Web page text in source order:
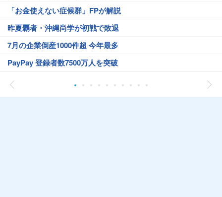
「お金使えない症候群」FPが解説
昨夏覇者・沖縄尚学が初戦で敗退
7月の企業倒産1000件超 今年最多
PayPay 登録者数7500万人を突破